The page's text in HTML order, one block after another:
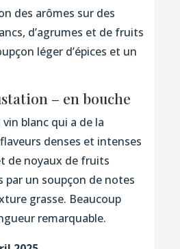
des arômes sur des
d’agrumes et de fruits
léger d’épices et un
– en bouche
vin blanc qui a de la
denses et intenses
de noyaux de fruits
par un soupçon de notes
grasse. Beaucoup
remarquable.